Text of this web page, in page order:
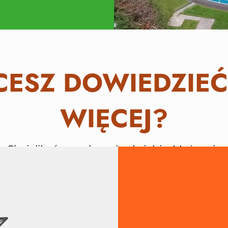
WIĘCEJ?
Chcielibyśmy usłyszeć od ciebie. Możesz je